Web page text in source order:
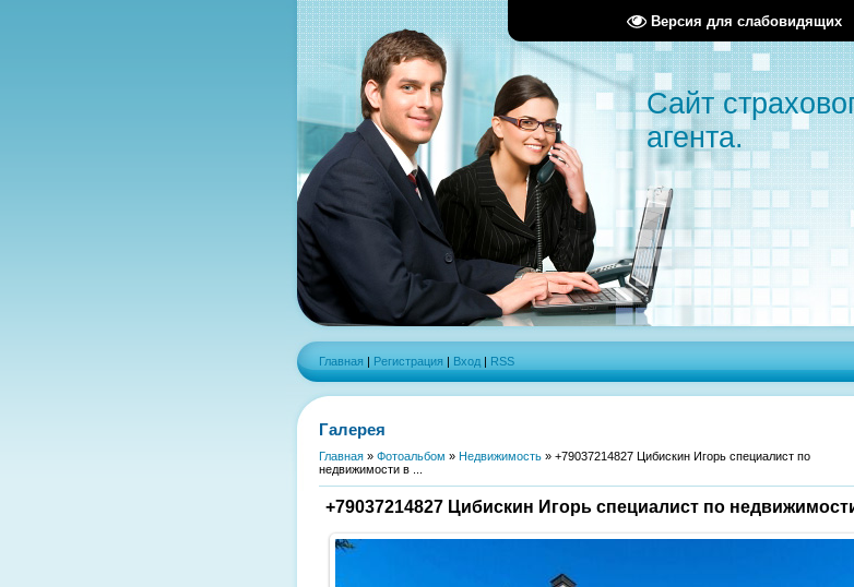
Версия для слабовидящих
Сайт
агента.
Главная | Регистрация | Вход | RSS
Галерея
Главная » Фотоальбом » Недвижимость » +79037214827 Цибискин Игорь специалист по
недвижимости в ...
+79037214827 Цибискин Игорь специалист по